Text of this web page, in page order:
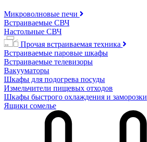
Микроволновые печи
Встраиваемые СВЧ
Настольные СВЧ
Прочая встраиваемая техника
Встраиваемые паровые шкафы
Встраиваемые телевизоры
Вакууматоры
Шкафы для подогрева посуды
Измельчители пищевых отходов
Шкафы быстрого охлаждения и заморозки
Ящики сомелье